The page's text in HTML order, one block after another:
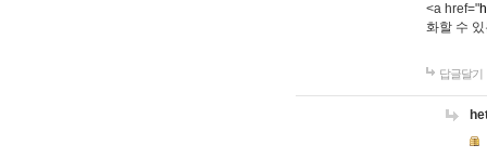
<a href="
화할 수
답글달기